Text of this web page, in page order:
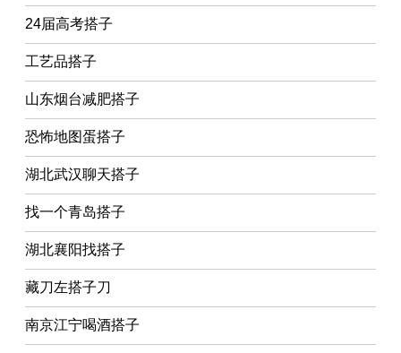
24届高考搭子
工艺品搭子
山东烟台减肥搭子
恐怖地图蛋搭子
湖北武汉聊天搭子
找一个青岛搭子
湖北襄阳找搭子
藏刀左搭子刀
南京江宁喝酒搭子